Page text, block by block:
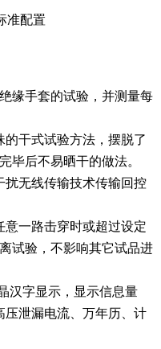
准配置
缘手套的试验，并测量每
干式试验方法，摆脱了
毕后不易晒干的做法。
扰无线传输技术传输回控
意一路击穿时或超过设定
试验，不影响其它试品进
汉字显示，显示信息量
压泄漏电流、万年历、计